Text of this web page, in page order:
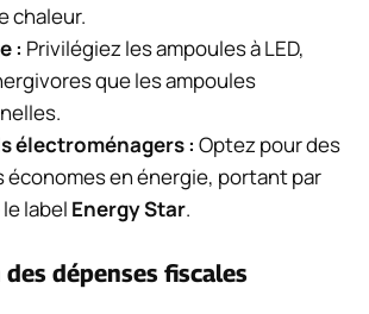
chaleur.
: Privilégiez les ampoules à LED,
que les ampoules
électroménagers : Optez pour des
économes en énergie, portant par
label Energy Star.
dépenses fiscales